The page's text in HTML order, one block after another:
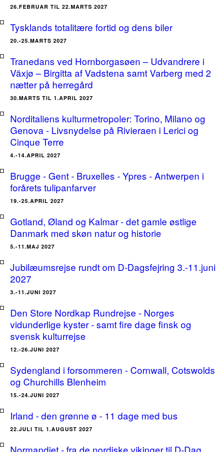
26.FEBRUAR TIL 22.MARTS 2027
Tysklands totalitære fortid og dens biler
20.-25.MARTS 2027
Tranedans ved Hornborgasøen – Udvandrere i
Växjø – Birgitta af Vadstena samt Varberg med 2
nætter på herregård
30.MARTS TIL 1.APRIL 2027
Norditaliens kulturmetropoler: Torino, Milano og
Genova - Livsnydelse på Rivieraen i Lerici og
Cinque Terre
4.-14.APRIL 2027
Brugge - Gent - Bruxelles - Ypres - Antwerpen i
forårets tulipanfarver
19.-25.APRIL 2027
Gotland, Øland og Kalmar - det gamle østlige
Danmark med skøn natur og historie
5.-11.MAJ 2027
Jubilæumsrejse rundt om D-Dagsfejring 3.-11.juni
2027
3.-11.JUNI 2027
Den Store Nordkap Rundrejse - Norges
vidunderlige kyster - samt fire dage finsk og
svensk kulturrejse
12.-26.JUNI 2027
Sydengland i forsommeren - Cornwall, Cotswolds
og Churchills Blenheim
15.-24.JUNI 2027
Irland - den grønne ø - 11 dage med bus
22.JULI TIL 1.AUGUST 2027
Normandiet - fra de nordiske vikinger til D-Dag